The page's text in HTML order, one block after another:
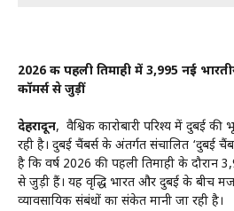
2026 की पहली तिमाही में 3,995 नई
कॉमर्स से जुड़ीं
देहरादून, वैश्विक कारोबारी परिदृश्य में दुबई
रही है। दुबई चैंबर्स के अंतर्गत संचालित ‘दुबई
है कि वर्ष 2026 की पहली तिमाही के दौरान
से जुड़ी हैं। यह वृद्धि भारत और दुबई के बीच
व्यावसायिक संबंधों का संकेत मानी जा रही है।